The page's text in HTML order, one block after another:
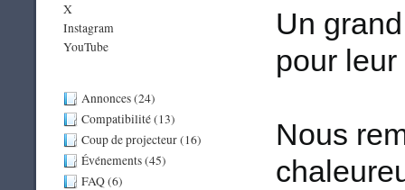
X
Instagram
YouTube
Annonces (24)
Compatibilité (13)
Coup de projecteur (16)
Événements (45)
FAQ (6)
Un
pour
Nous